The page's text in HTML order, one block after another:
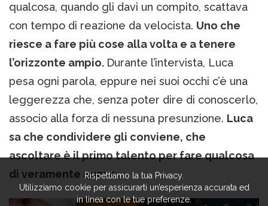
qualcosa, quando gli davi un compito, scattava
con tempo di reazione da velocista. Uno che
riesce a fare più cose alla volta e a tenere
l’orizzonte ampio. Durante l’intervista, Luca
pesa ogni parola, eppure nei suoi occhi c’è una
leggerezza che, senza poter dire di conoscerlo,
associo alla forza di nessuna presunzione. Luca
sa che condividere gli conviene, che
ascoltare è il primo talento per fare qualcosa
di veramente nuovo.Rispettiamo la tua Privacy.
Utilizziamo cookie per assicurarti un’esperienza accurata ed
in linea con le tue preferenze.